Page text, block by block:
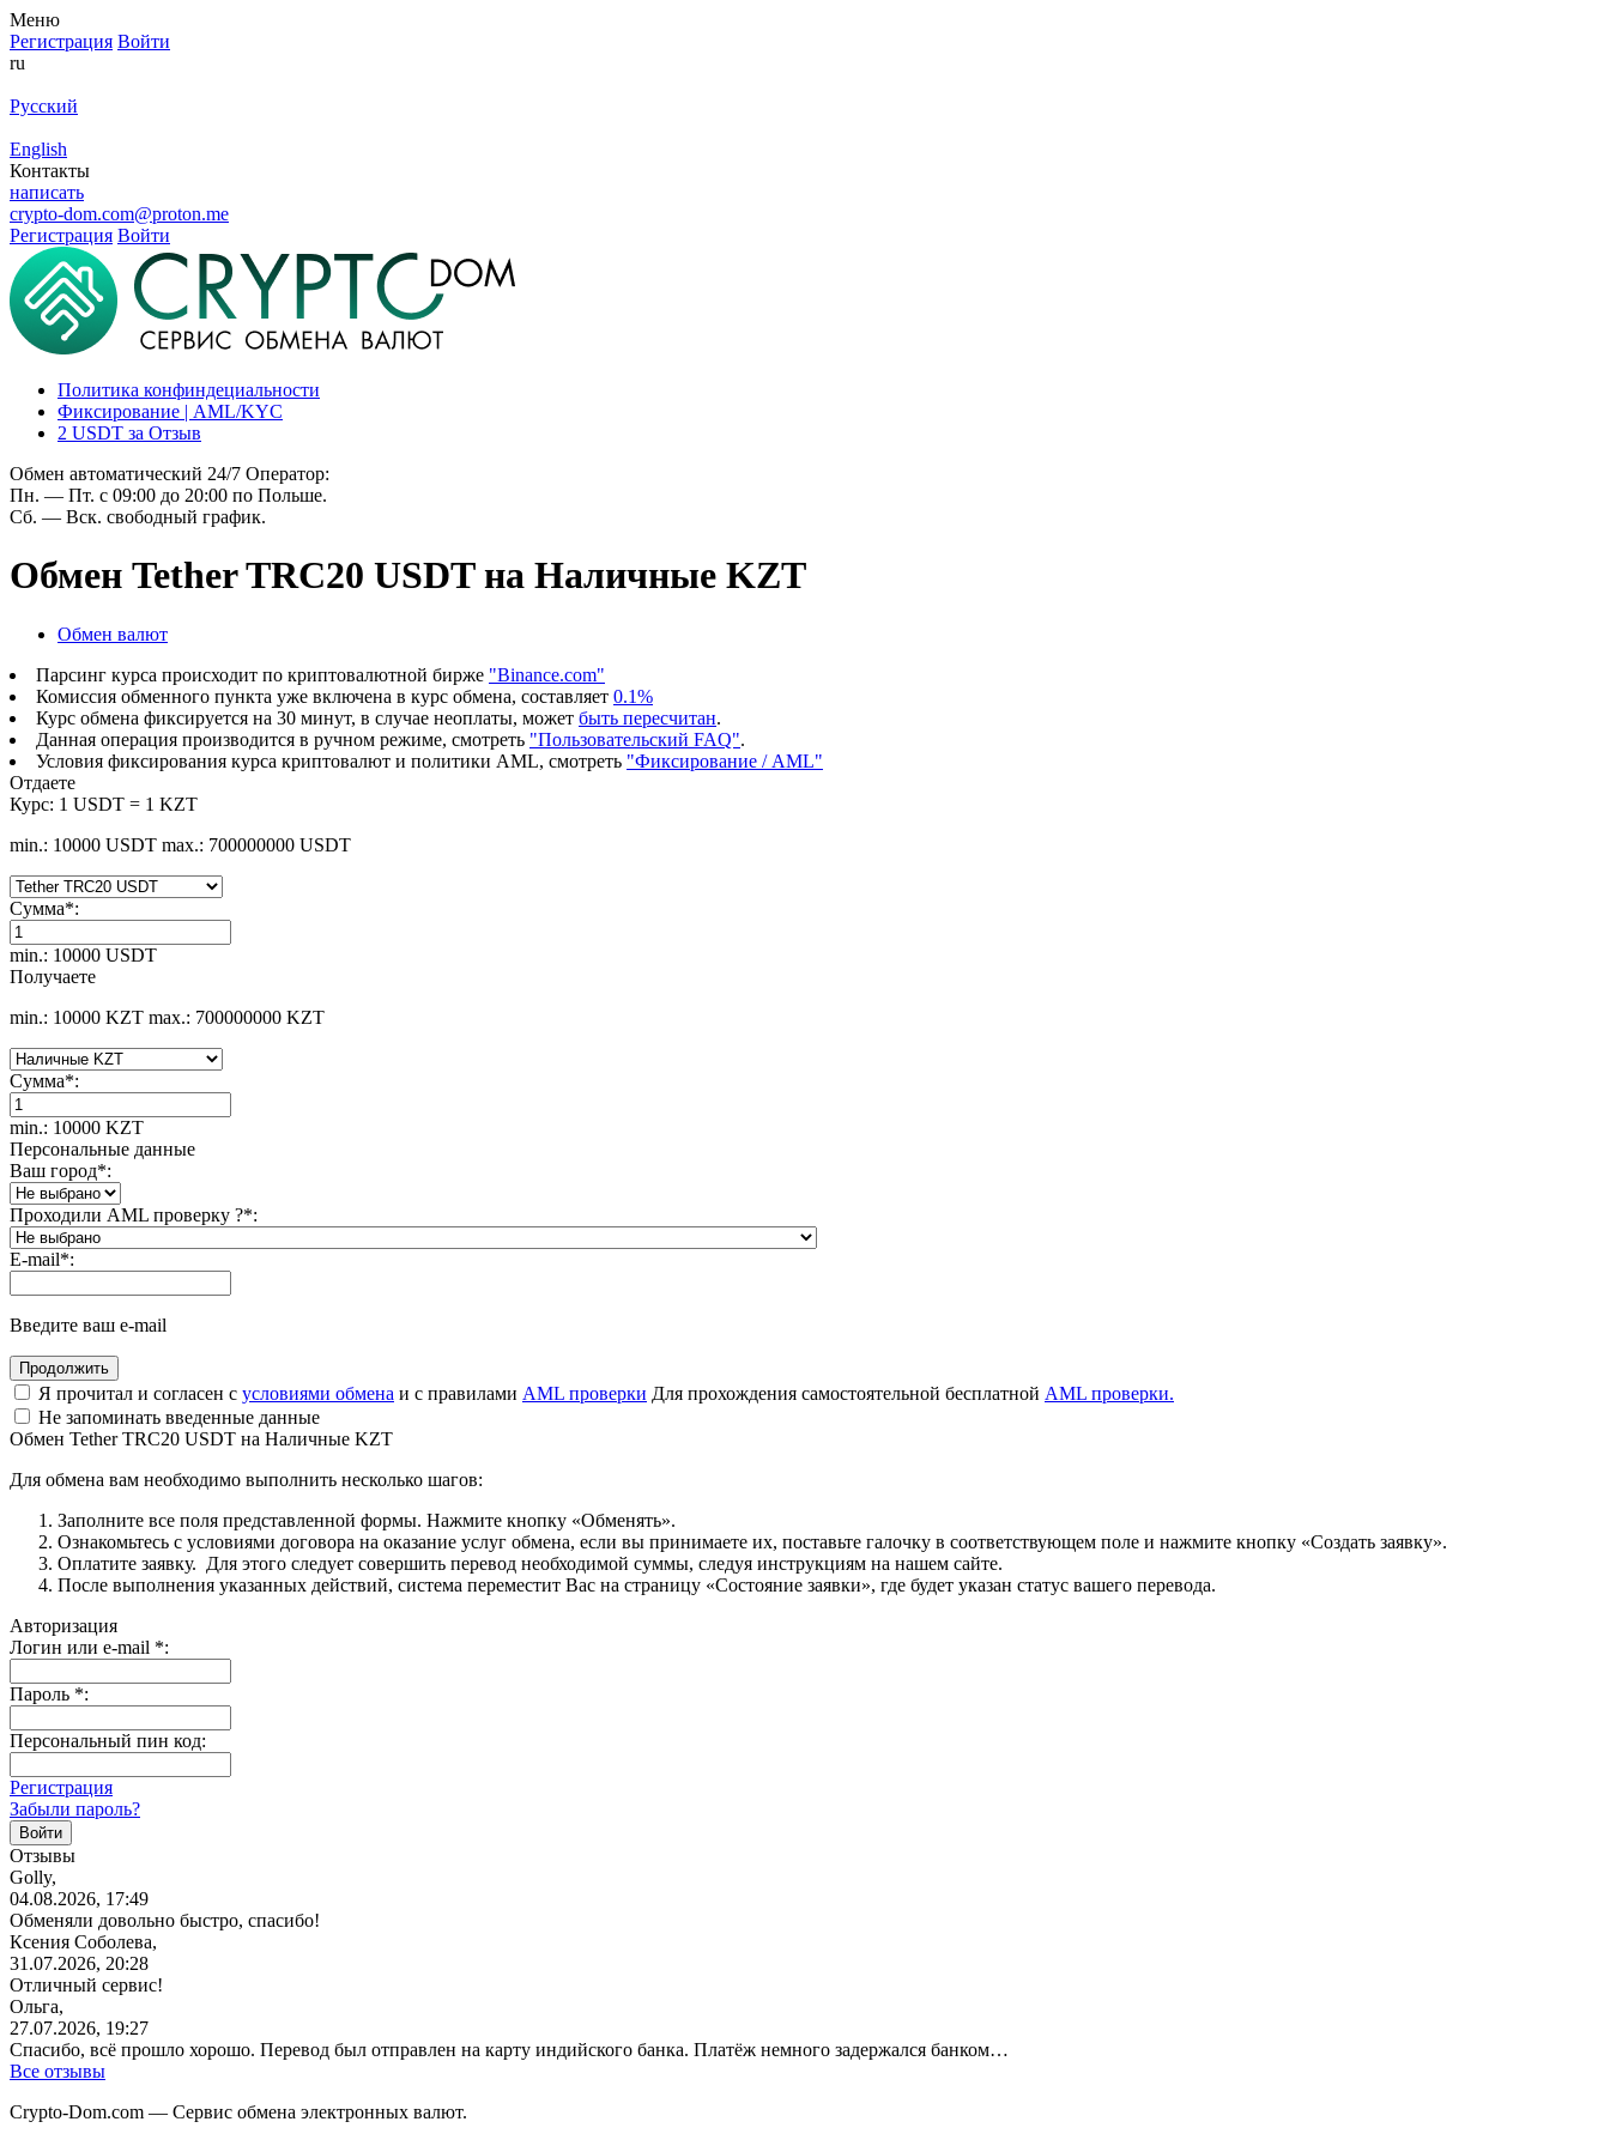
Меню
Регистрация Войти
ru
Русский
English
Контакты
написать
crypto-dom.com@proton.me
Регистрация Войти
Политика конфиндециальности
Фиксирование | AML/KYC
2 USDT за Отзыв
Обмен автоматический 24/7 Оператор:
Пн. — Пт. с 09:00 до 20:00 по Польше.
Сб. — Вск. свободный график.
Обмен Tether TRC20 USDT на Наличные KZT
Обмен валют
Парсинг курса происходит по криптовалютной бирже "Binance.com"
Комиссия обменного пункта уже включена в курс обмена, составляет 0.1%
Курс обмена фиксируется на 30 минут, в случае неоплаты, может быть пересчитан.
Данная операция производится в ручном режиме, смотреть "Пользовательский FAQ".
Условия фиксирования курса криптовалют и политики AML, смотреть "Фиксирование / AML"
Отдаете
Курс: 1 USDT = 1 KZT
min.: 10000 USDT max.: 700000000 USDT
Сумма*:
min.: 10000 USDT
Получаете
min.: 10000 KZT max.: 700000000 KZT
Сумма*:
min.: 10000 KZT
Персональные данные
Ваш город*:
Проходили AML проверку ?*:
E-mail*:
Введите ваш e-mail
Я прочитал и согласен с условиями обмена и с правилами AML проверки Для прохождения самостоятельной бесплатной AML проверки.
Не запоминать введенные данные
Обмен Tether TRC20 USDT на Наличные KZT
Для обмена вам необходимо выполнить несколько шагов:
Заполните все поля представленной формы. Нажмите кнопку «Обменять».
Ознакомьтесь с условиями договора на оказание услуг обмена, если вы принимаете их, поставьте галочку в соответствующем поле и нажмите кнопку «Создать заявку».
Оплатите заявку. Для этого следует совершить перевод необходимой суммы, следуя инструкциям на нашем сайте.
После выполнения указанных действий, система переместит Вас на страницу «Состояние заявки», где будет указан статус вашего перевода.
Авторизация
Логин или e-mail *:
Пароль *:
Персональный пин код:
Регистрация
Забыли пароль?
Отзывы
Golly,
04.08.2026, 17:49
Обменяли довольно быстро, спасибо!
Ксения Соболева,
31.07.2026, 20:28
Отличный сервис!
Ольга,
27.07.2026, 19:27
Спасибо, всё прошло хорошо. Перевод был отправлен на карту индийского банка. Платёж немного задержался банком…
Все отзывы
Crypto-Dom.com — Сервис обмена электронных валют.